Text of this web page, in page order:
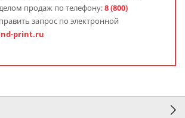
продаж по телефону:8 (800)
запрос по электронной
print.ru